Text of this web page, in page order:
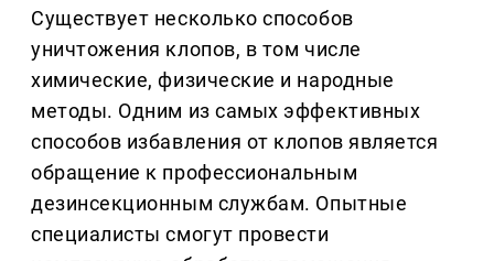
Существует несколько способов
уничтожения клопов, в том числе
химические, физические и народные
методы. Одним из самых эффективных
способов избавления от клопов является
обращение к профессиональным
дезинсекционным службам. Опытные
специалисты смогут провести